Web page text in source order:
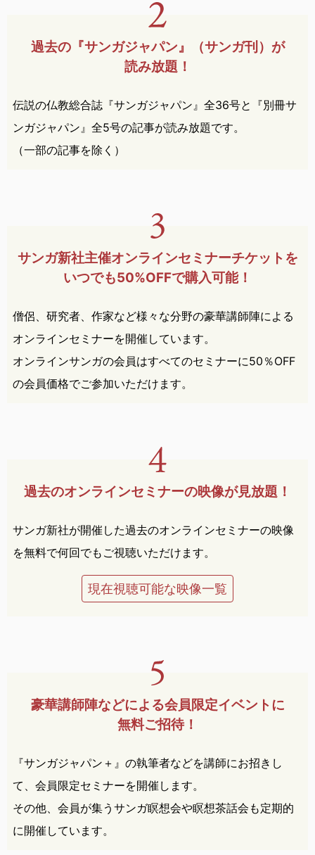
過去の『サンガジャパン』
（サンガ刊）が
読み放題！
伝説の仏教総合誌『サンガジャパン』全36号と『別冊サ
ンガジャパン』全5号の記事が読み放題です。
（一部の記事を除く）
サンガ新社主催オンラインセミナーチケットを
いつでも50%OFFで購入可能！
僧侶、研究者、作家など様々な分野の豪華講師陣による
オンラインセミナーを開催しています。
オンラインサンガの会員はすべてのセミナーに50％OFF
の会員価格でご参加いただけます。
過去のオンラインセミナーの映像が見放題！
サンガ新社が開催した過去のオンラインセミナーの映像
を無料で何回でもご視聴いただけます。
現在視聴可能な映像一覧
豪華講師陣などによる会員限定イベントに
無料ご招待！
『サンガジャパン＋』の執筆者などを講師にお招きし
て、会員限定セミナーを開催します。
その他、会員が集うサンガ瞑想会や瞑想茶話会も定期的
に開催しています。